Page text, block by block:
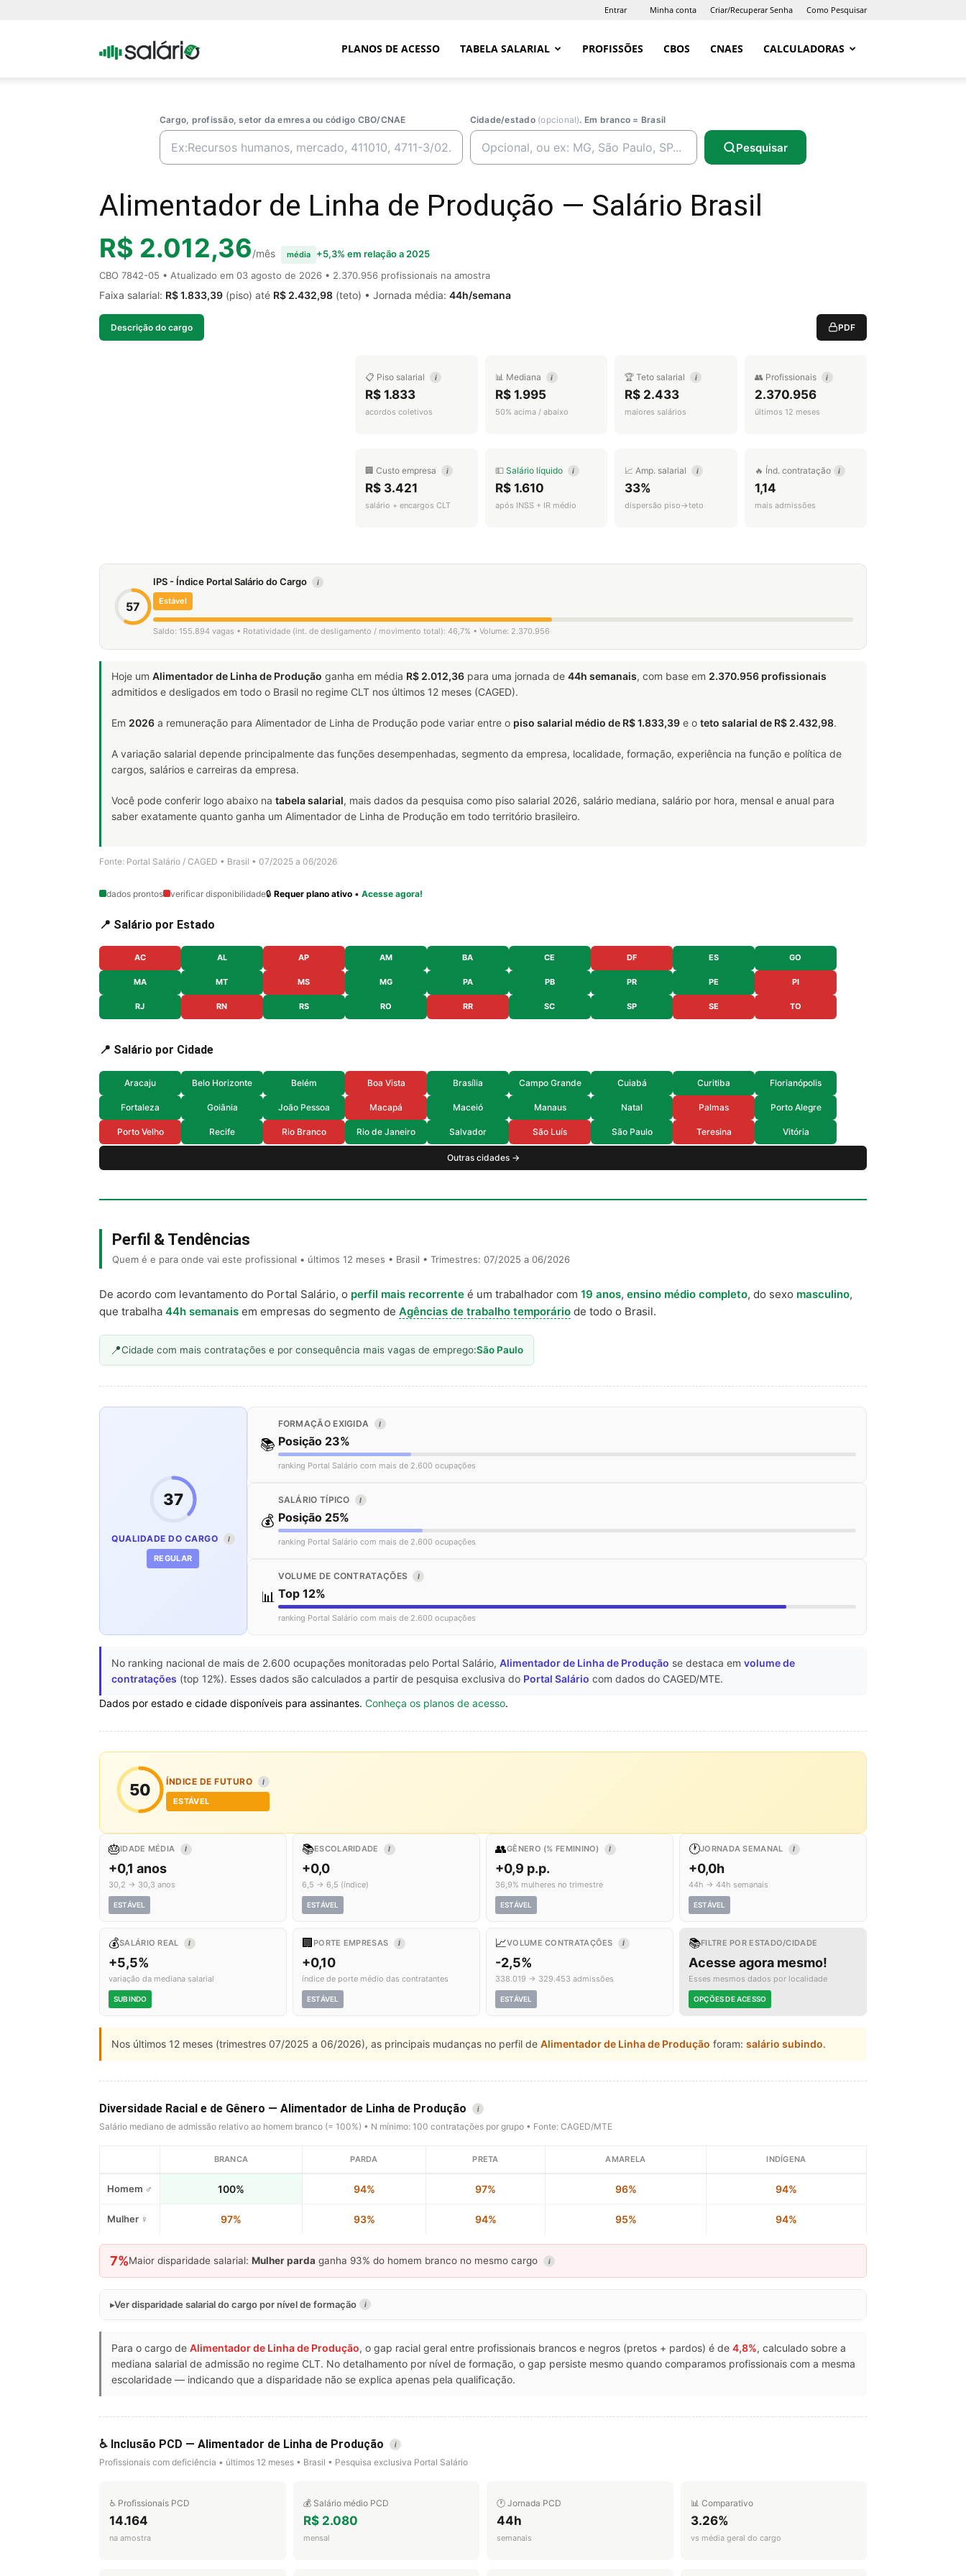
Entrar Minha conta Criar/Recuperar Senha Como Pesquisar
Portal PLANOS DE ACESSO TABELA SALARIAL PROFISSÕES CBOS CNAES CALCULADORAS
Cargo, profissão, setor da emresa ou código CBO/CNAE Cidade/estado (opcional). Em branco = Brasil
Pesquisar
Alimentador de Linha de Produção — Salário Brasil
R$ 2.012,36/mês média
+5,3% em relação a 2025
CBO 7842-05 • Atualizado em 03 agosto de 2026 • 2.370.956 profissionais na amostra
Faixa salarial: R$ 1.833,39 (piso) até R$ 2.432,98 (teto) • Jornada média: 44h/semana
Descrição do cargo PDF
📋 Piso salarial i
R$ 1.833
acordos coletivos
📊 Mediana i
R$ 1.995
50% acima / abaixo
🏆 Teto salarial i
R$ 2.433
maiores salários
👥 Profissionais i
2.370.956
últimos 12 meses
🏢 Custo empresa i
R$ 3.421
salário + encargos CLT
💵 Salário líquido i
R$ 1.610
após INSS + IR médio
📈 Amp. salarial i
33%
dispersão piso→teto
🔥 Índ. contratação i
1,14
mais admissões
57
IPS - Índice Portal Salário do Cargo i
Estável
Saldo: 155.894 vagas • Rotatividade (int. de desligamento / movimento total): 46,7% • Volume: 2.370.956
Hoje um Alimentador de Linha de Produção ganha em média R$ 2.012,36 para uma jornada de 44h semanais, com base em 2.370.956 profissionais
admitidos e desligados em todo o Brasil no regime CLT nos últimos 12 meses (CAGED).
Em 2026 a remuneração para Alimentador de Linha de Produção pode variar entre o piso salarial médio de R$ 1.833,39 e o teto salarial de R$ 2.432,98.
A variação salarial depende principalmente das funções desempenhadas, segmento da empresa, localidade, formação, experiência na função e política de
cargos, salários e carreiras da empresa.
Você pode conferir logo abaixo na tabela salarial, mais dados da pesquisa como piso salarial 2026, salário mediana, salário por hora, mensal e anual para
saber exatamente quanto ganha um Alimentador de Linha de Produção em todo território brasileiro.
Fonte: Portal Salário / CAGED • Brasil • 07/2025 a 06/2026
dados prontos verificar disponibilidade🔒 Requer plano ativo • Acesse agora!
📍 Salário por Estado
AC AL AP AM BA CE DF ES GO
MA MT MS MG PA PB PR PE PI
RJ RN RS RO RR SC SP SE TO
📍 Salário por Cidade
Aracaju Belo Horizonte Belém Boa Vista Brasília Campo Grande Cuiabá Curitiba Florianópolis
Fortaleza Goiânia João Pessoa Macapá Maceió Manaus Natal Palmas Porto Alegre
Porto Velho Recife Rio Branco Rio de Janeiro Salvador São Luís São Paulo Teresina Vitória
Outras cidades →
Perfil & Tendências
Quem é e para onde vai este profissional • últimos 12 meses • Brasil • Trimestres: 07/2025 a 06/2026
De acordo com levantamento do Portal Salário, o perfil mais recorrente é um trabalhador com 19 anos, ensino médio completo, do sexo masculino,
que trabalha 44h semanais em empresas do segmento de Agências de trabalho temporário de todo o Brasil.
Cidade com mais contratações e por consequência mais vagas de emprego:São Paulo
37
QUALIDADE DO CARGO I
REGULAR
📚
FORMAÇÃO EXIGIDA I
Posição 23%
ranking Portal Salário com mais de 2.600 ocupações
💰
SALÁRIO TÍPICO I
Posição 25%
ranking Portal Salário com mais de 2.600 ocupações
📊
VOLUME DE CONTRATAÇÕES I
Top 12%
ranking Portal Salário com mais de 2.600 ocupações
No ranking nacional de mais de 2.600 ocupações monitoradas pelo Portal Salário, Alimentador de Linha de Produção se destaca em volume de
contratações (top 12%). Esses dados são calculados a partir de pesquisa exclusiva do Portal Salário com dados do CAGED/MTE.
Dados por estado e cidade disponíveis para assinantes. Conheça os planos de acesso.
50 ÍNDICE DE FUTURO I
ESTÁVEL
🎂IDADE MÉDIA I
+0,1 anos
30,2 → 30,3 anos
ESTÁVEL
📚ESCOLARIDADE I
+0,0
6,5 → 6,5 (índice)
ESTÁVEL
👥GÊNERO (% FEMININO) I
+0,9 p.p.
36,9% mulheres no trimestre
ESTÁVEL
🕐JORNADA SEMANAL I
+0,0h
44h → 44h semanais
ESTÁVEL
💰SALÁRIO REAL I
+5,5%
variação da mediana salarial
SUBINDO
🏢 PORTE EMPRESAS I
+0,10
índice de porte médio das contratantes
ESTÁVEL
📈VOLUME CONTRATAÇÕES I
-2,5%
338.019 → 329.453 admissões
ESTÁVEL
📚FILTRE POR ESTADO/CIDADE
Acesse agora mesmo!
Esses mesmos dados por localidade
OPÇÕES DE ACESSO
Nos últimos 12 meses (trimestres 07/2025 a 06/2026), as principais mudanças no perfil de Alimentador de Linha de Produção foram: salário subindo.
Diversidade Racial e de Gênero — Alimentador de Linha de Produção i
Salário mediano de admissão relativo ao homem branco (= 100%) • N mínimo: 100 contratações por grupo • Fonte: CAGED/MTE
BRANCA PARDA PRETA AMARELA INDÍGENA
Homem ♂ 100% 94% 97% 96% 94%
Mulher ♀ 97% 93% 94% 95% 94%
7%Maior disparidade salarial: Mulher parda ganha 93% do homem branco no mesmo cargo i
Ver disparidade salarial do cargo por nível de formação i
Para o cargo de Alimentador de Linha de Produção, o gap racial geral entre profissionais brancos e negros (pretos + pardos) é de 4,8%, calculado sobre a
mediana salarial de admissão no regime CLT. No detalhamento por nível de formação, o gap persiste mesmo quando comparamos profissionais com a mesma
escolaridade — indicando que a disparidade não se explica apenas pela qualificação.
♿ Inclusão PCD — Alimentador de Linha de Produção i
Profissionais com deficiência • últimos 12 meses • Brasil • Pesquisa exclusiva Portal Salário
♿ Profissionais PCD
14.164
na amostra
💰 Salário médio PCD
R$ 2.080
mensal
🕐 Jornada PCD
44h
semanais
📊 Comparativo
3.26%
vs média geral do cargo